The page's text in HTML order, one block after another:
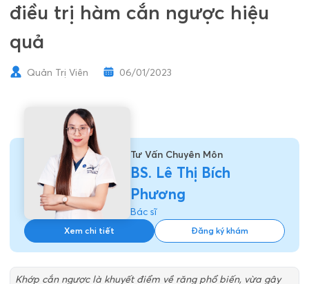
điều trị hàm cắn ngược hiệu
quả
Quản Trị Viên 06/01/2023
Tư Vấn Chuyên Môn
BS. Lê Thị Bích
Phương
Bác sĩ
Xem chi tiết Đăng ký khám
Khớp cắn ngược là khuyết điểm về răng phổ biến, vừa gây